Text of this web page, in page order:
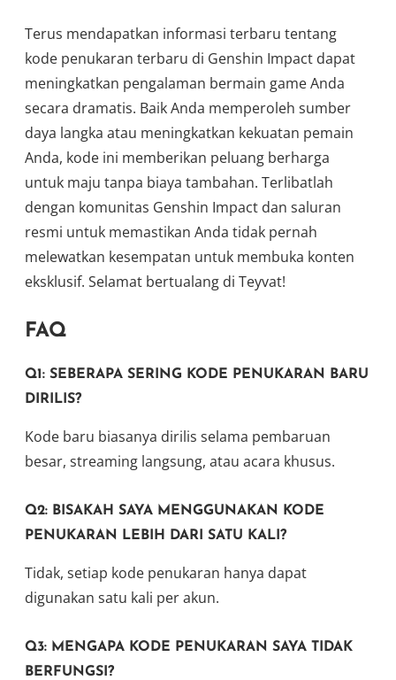
Terus mendapatkan informasi terbaru tentang
kode penukaran terbaru di Genshin Impact dapat
meningkatkan pengalaman bermain game Anda
secara dramatis. Baik Anda memperoleh sumber
daya langka atau meningkatkan kekuatan pemain
Anda, kode ini memberikan peluang berharga
untuk maju tanpa biaya tambahan. Terlibatlah
dengan komunitas Genshin Impact dan saluran
resmi untuk memastikan Anda tidak pernah
melewatkan kesempatan untuk membuka konten
eksklusif. Selamat bertualang di Teyvat!
FAQ
Q1: SEBERAPA SERING KODE PENUKARAN BARU
DIRILIS?
Kode baru biasanya dirilis selama pembaruan
besar, streaming langsung, atau acara khusus.
Q2: BISAKAH SAYA MENGGUNAKAN KODE
PENUKARAN LEBIH DARI SATU KALI?
Tidak, setiap kode penukaran hanya dapat
digunakan satu kali per akun.
Q3: MENGAPA KODE PENUKARAN SAYA TIDAK
BERFUNGSI?